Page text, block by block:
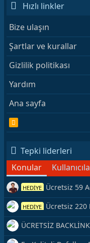
Hızlı linkler
Bize ulaşın
Şartlar ve kurallar
Gizlilik politikası
Yardım
Ana sayfa
S
Tepki liderleri
Konular
HEDİYE Ücretsiz 59
Kaynağı Veriyorum.
HEDİYE Ücretsiz
Veriyorum
ÜCRETSİZ
Hemen Yetiş!